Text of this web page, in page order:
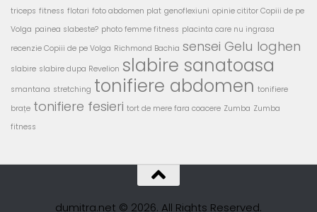
triceps fitness flotari foto abdomen plat genoflexiuni opinie cititor Copiii de pe
Volga painea slabeste? photo femme fitness placinta care nu ingrasa
recenzie Copiii de pe Volga Richmond Bachia sensei Gelu Ioghen
slabire slabire dupa Revelion slabire sanatoasa
smantana stretching tonifiere abdomen tonifiere
brațe tonifiere fesieri tort de mere fara coacere Zumba Zumba
fitness
dumitra.net © 2026. All Rights Reserved.